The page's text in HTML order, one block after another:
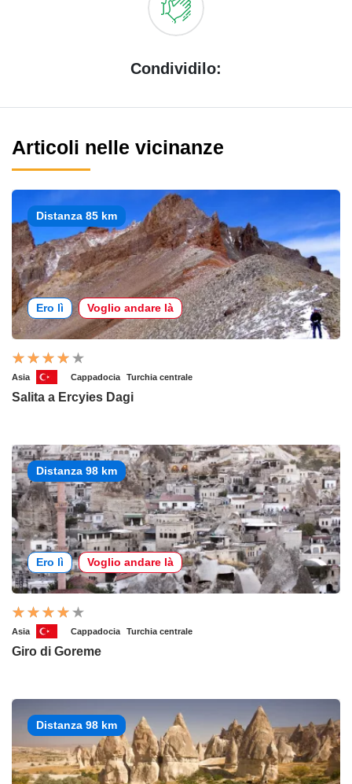
Condividilo:
Articoli nelle vicinanze
Distanza 85 km
Ero lì Voglio andare là
Asia Cappadocia Turchia centrale
Salita a Ercyies Dagi
Distanza 98 km
Ero lì Voglio andare là
Asia Cappadocia Turchia centrale
Giro di Goreme
Distanza 98 km